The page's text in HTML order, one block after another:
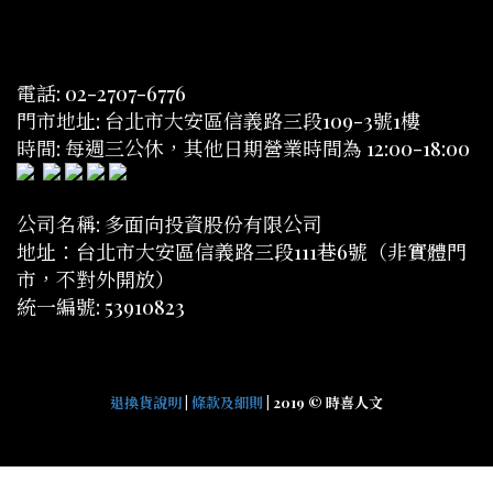
電話: 02-2707-6776
門市地址: 台北市大安區信義路三段109-3號1樓
時間: 每週三公休，其他日期營業時間為 12:00-18:00
公司名稱: 多面向投資股份有限公司
地址：台北市大安區信義路三段111巷6號（非實體門
市，不對外開放）
統一編號: 53910823
退換貨說明 條款及細則 | 2019 © 時喜人文